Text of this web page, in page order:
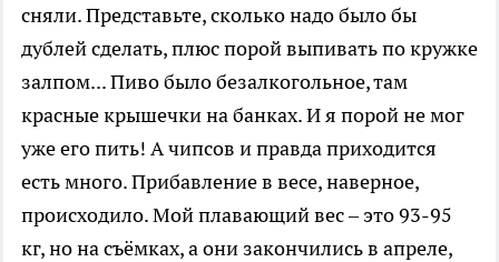
сняли. Представьте, сколько надо было бы
дублей сделать, плюс порой выпивать по кружке
залпом... Пиво было безалкогольное, там
красные крышечки на банках. И я порой не мог
уже его пить! А чипсов и правда приходится
есть много. Прибавление в весе, наверное,
происходило. Мой плавающий вес – это 93-95
кг, но на съёмках, а они закончились в апреле,